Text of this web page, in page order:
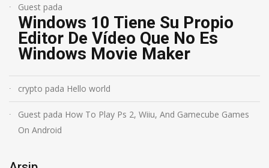
Guest pada
Windows 10 Tiene Su Propio
Editor De Vídeo Que No Es
Windows Movie Maker
crypto pada Hello world
Guest pada How To Play Ps 2, Wiiu, And Gamecube Games
On Android